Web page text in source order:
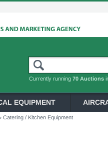
Currently running 70 Auctions
EQUIPMENT
Catering / Kitchen Equipment